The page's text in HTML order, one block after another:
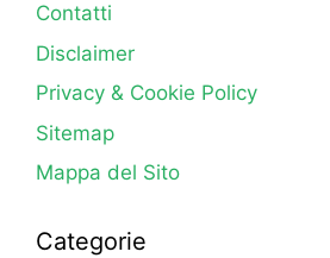
Contatti
Disclaimer
Privacy & Cookie Policy
Sitemap
Mappa del Sito
Categorie